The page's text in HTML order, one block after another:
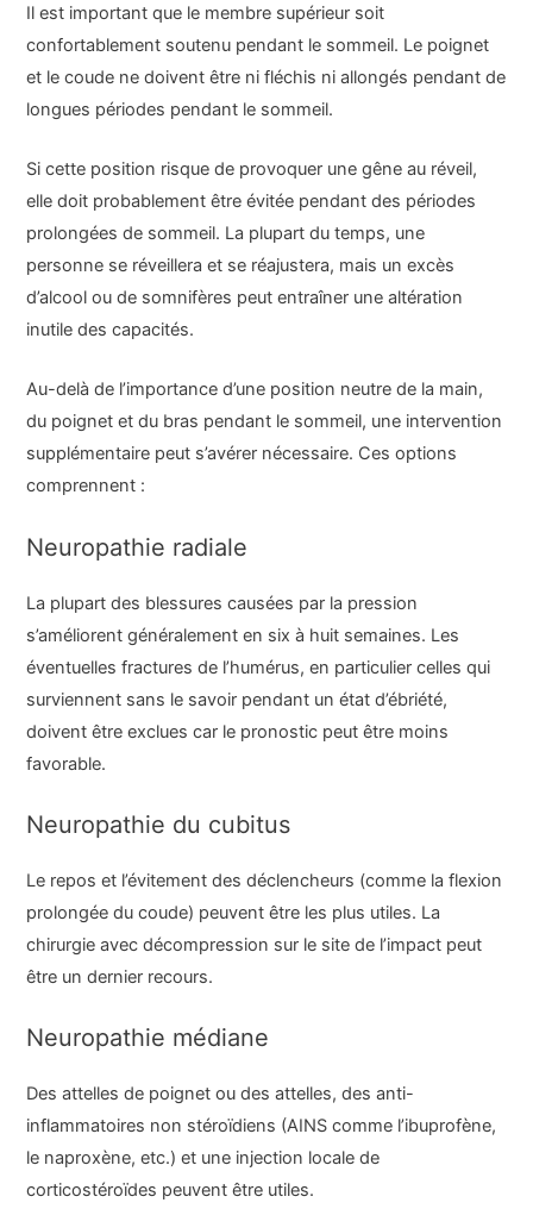
Il est important que le membre supérieur soit
confortablement soutenu pendant le sommeil. Le poignet
et le coude ne doivent être ni fléchis ni allongés pendant de
longues périodes pendant le sommeil.
Si cette position risque de provoquer une gêne au réveil,
elle doit probablement être évitée pendant des périodes
prolongées de sommeil. La plupart du temps, une
personne se réveillera et se réajustera, mais un excès
d’alcool ou de somnifères peut entraîner une altération
inutile des capacités.
Au-delà de l’importance d’une position neutre de la main,
du poignet et du bras pendant le sommeil, une intervention
supplémentaire peut s’avérer nécessaire. Ces options
comprennent :
Neuropathie radiale
La plupart des blessures causées par la pression
s’améliorent généralement en six à huit semaines. Les
éventuelles fractures de l’humérus, en particulier celles qui
surviennent sans le savoir pendant un état d’ébriété,
doivent être exclues car le pronostic peut être moins
favorable.
Neuropathie du cubitus
Le repos et l’évitement des déclencheurs (comme la flexion
prolongée du coude) peuvent être les plus utiles. La
chirurgie avec décompression sur le site de l’impact peut
être un dernier recours.
Neuropathie médiane
Des attelles de poignet ou des attelles, des anti-
inflammatoires non stéroïdiens (AINS comme l’ibuprofène,
le naproxène, etc.) et une injection locale de
corticostéroïdes peuvent être utiles.